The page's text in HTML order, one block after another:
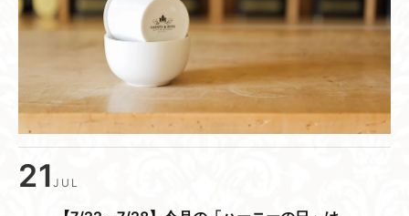
21JUL